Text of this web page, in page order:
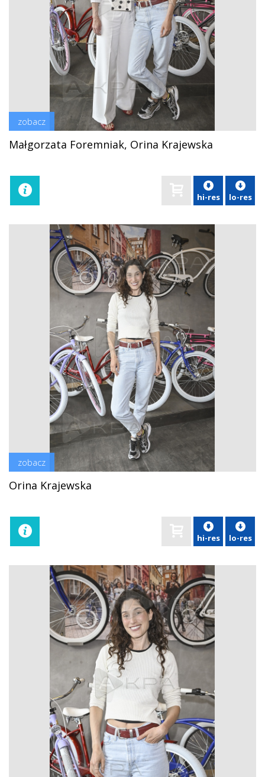
zobacz
Małgorzata Foremniak, Orina Krajewska
hi-res lo-res
zobacz
Orina Krajewska
hi-res lo-res